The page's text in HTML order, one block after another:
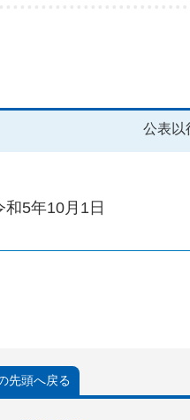
公表以
和5年10月1日
先頭へ戻る